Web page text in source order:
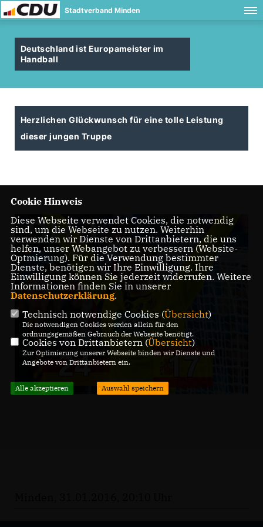
Stadtverband Minden
Deutschland ist Europameister im
Handball
Herzlichen Glückwunsch für eine tolle Leistung
dieser jungen Truppe
Cookie Hinweis
Diese Webseite verwendet Cookies, die notwendig
sind, um die Webseite zu nutzen. Weiterhin
verwenden wir Dienste von Drittanbietern, die uns
helfen, unser Webangebot zu verbessern (Website-
Optmierung). Für die Verwendung bestimmter
Dienste, benötigen wir Ihre Einwilligung. Ihre
Einwilligung können Sie jederzeit widerrufen. Weitere
Informationen finden Sie in unserer
Datenschutzerklärung.
Technisch notwendige Cookies (Übersicht)
Die notwendigen Cookies werden allein für den
ordnungsgemäßen Gebrauch der Webseite benötigt.
Cookies von Drittanbietern (Übersicht)
Zur Optimierung unserer Webseite binden wir Dienste und
Angebote von Drittanbietern ein.
Alle akzeptieren Auswahl speichern